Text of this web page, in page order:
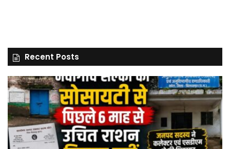
Recent Posts